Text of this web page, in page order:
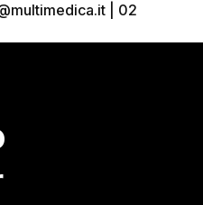
| 02